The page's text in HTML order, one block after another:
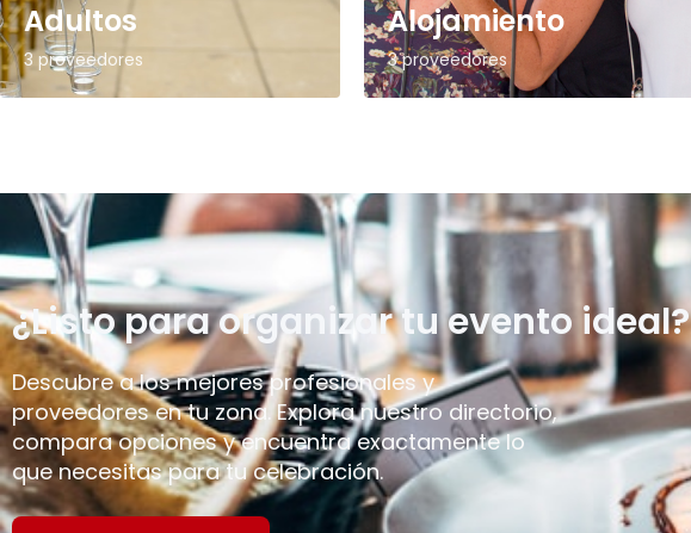
Adultos
3 proveedores
Alojamiento
3 proveedores
¿Listo para organizar tu evento ideal?
Descubre a los mejores profesionales y
proveedores en tu zona. Explora nuestro directorio,
compara opciones y encuentra exactamente lo
que necesitas para tu celebración.